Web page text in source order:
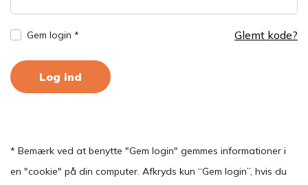
Gem login * Glemt kode?
Log ind
* Bemærk ved at benytte "Gem login" gemmes informationer i
en "cookie" på din computer. Afkryds kun “Gem login”, hvis du